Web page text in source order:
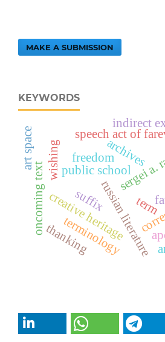
MAKE A SUBMISSION
KEYWORDS
russian literature
sergei
public school
creative heritage
archives
oncoming text terminology
term
suffix
speech act of
indirect
wishing
thanking
freedom
art space